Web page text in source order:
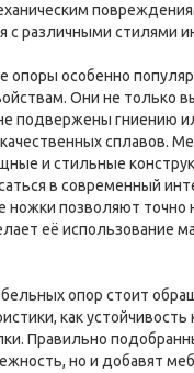
с различными стилями
опоры особенно
Они не только
подвержены гниению
сплавов.
и стильные
в современный
ножки позволяют точно
её использование
опор стоит
как устойчивость
Правильно
но и добавят